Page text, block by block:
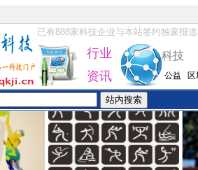
已有888家科技企业与本站签约独家报
行业
资讯
科技
公益